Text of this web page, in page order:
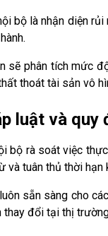
bộ là nhận diện
sẽ phân tích mức
thoát tài sản vô
luật và quy
bộ rà soát việc
tuân thủ thời hạn
sẵn sàng cho
đổi tại thị